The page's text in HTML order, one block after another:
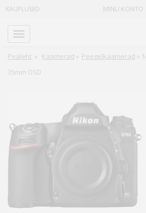
KAUPLUSED MINU KONTO
Pealeht » Kaamerad » Peegelkaamerad »
35mm OSD
Info
Teenused
Fotokaubad
Elektroonika